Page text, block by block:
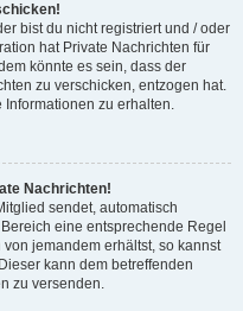
bist du nicht registriert und / oder
hat Private Nachrichten für
könnte es sein, dass der
zu verschicken, entzogen hat.
Informationen zu erhalten.
Nachrichten!
sendet, automatisch
eine entsprechende Regel
jemandem erhältst, so kannst
kann dem betreffenden
zu versenden.